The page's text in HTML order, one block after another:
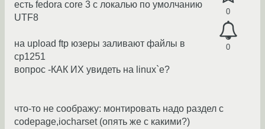
0
0
есть fedora core 3 с локалью по умолчанию
UTF8
на upload ftp юзеры заливают файлы в
cp1251
вопрос -КАК ИХ увидеть на linux`е?
что-то не соображу: монтировать надо раздел с
codepage,iocharset (опять же с какими?)